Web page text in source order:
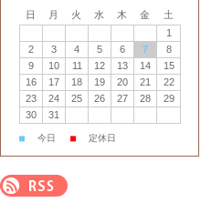
日 月 火 水 木 金
土
1
2
3 4 5 6 7
8
9
10 11 12 13 14
15
16
17 18 19 20 21
22
23
24 25 26 27 28
29
30
31
■ 今日 ■ 定休日